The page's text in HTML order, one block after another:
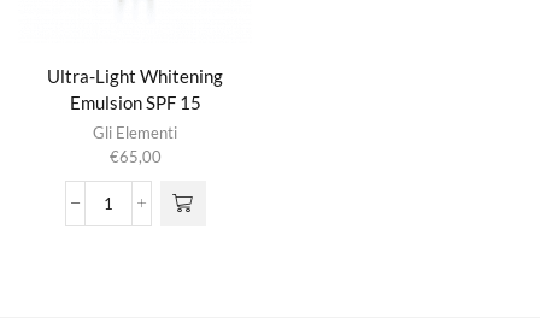
Ultra-Light Whitening
Emulsion SPF 15
Gli Elementi
€65,00
Ultra-